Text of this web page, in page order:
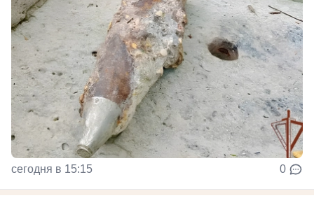
сегодня в 15:15 0